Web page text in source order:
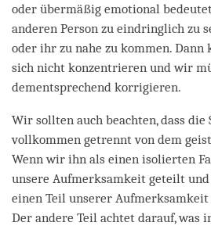
oder übermäßig emotional
anderen Person zu eindringlich zu
oder ihr zu nahe zu kommen. Dann
sich nicht konzentrieren und wir
dementsprechend korrigieren.
Wir sollten auch beachten, dass
vollkommen getrennt von dem
Wenn wir ihn als einen isolierten
unsere Aufmerksamkeit geteilt
einen Teil unserer Aufmerksamkeit
Der andere Teil achtet darauf, was